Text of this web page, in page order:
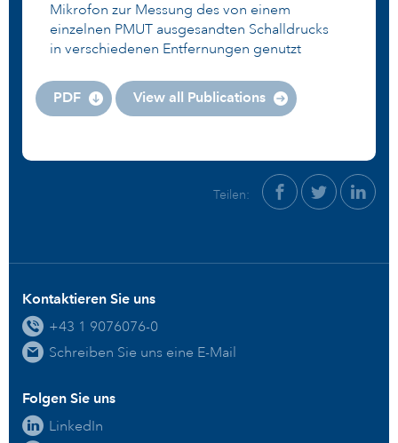
Mikrofon zur Messung des von einem
einzelnen PMUT ausgesandten Schalldrucks
in verschiedenen Entfernungen genutzt
PDF View all Publications
Teilen:
Kontaktieren Sie uns
+43 1 9076076-0
Schreiben Sie uns eine E-Mail
Folgen Sie uns
LinkedIn